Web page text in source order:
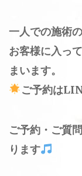
一人での施術
お客様に入っ
まいます。
ご予約は
ご予約・ご質
ります